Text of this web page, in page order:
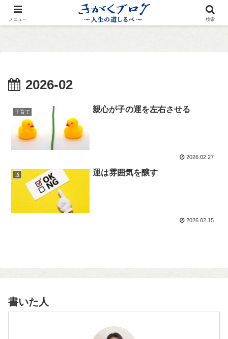
2026-02
子育て 親心が子の運を左右させる
2026.02.27
道 運は雰囲気を醸す
2026.02.15
書いた人
メニュー 検索